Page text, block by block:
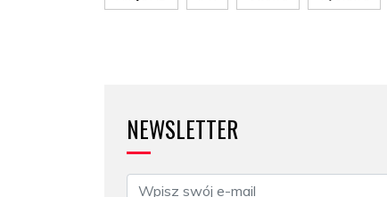
NEWSLETTER